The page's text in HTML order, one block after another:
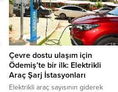
Çevre dostu ulaşım için
Ödemiş’te bir ilk: Elektrikli
Araç Şarj İstasyonları
Elektrikli araç sayısının giderek